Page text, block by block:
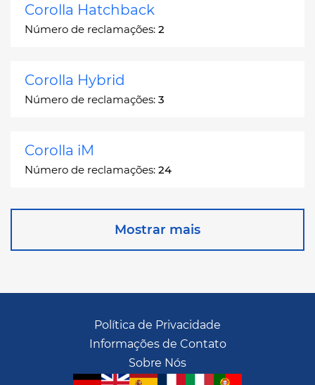
Corolla Hatchback
Número de reclamações: 2
Corolla Hybrid
Número de reclamações: 3
Corolla iM
Número de reclamações: 24
Corona Station Wagon
Número de reclamações:
Mostrar mais
Política de Privacidade
Informações de Contato
Sobre Nós